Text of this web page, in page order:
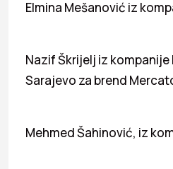
Elmina Mešanović iz
Nazif Škrijelj iz kompanije
Sarajevo za brend
Mehmed Šahinović, iz